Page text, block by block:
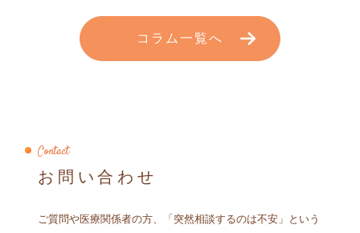
コラム一覧へ
Contact
お問い合わせ
ご質問や医療関係者の方、「突然相談するのは不安」という